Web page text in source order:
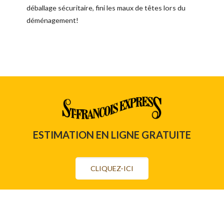
déballage sécuritaire, fini les maux de têtes lors du
déménagement!
ESTIMATION EN LIGNE GRATUITE
CLIQUEZ-ICI